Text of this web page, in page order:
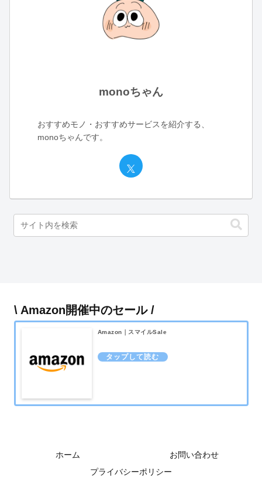
monoちゃん
おすすめモノ・おすすめサービスを紹介する、
monoちゃんです。
\ Amazon開催中のセール /
Amazon｜スマイルSale
ホーム
お問い合わせ
プライバシーポリシー